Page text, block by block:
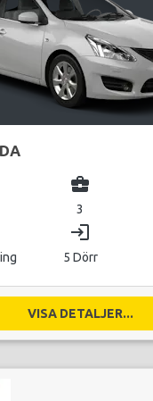
business_center
3
login
5 Dörr
VISA DETALJER...